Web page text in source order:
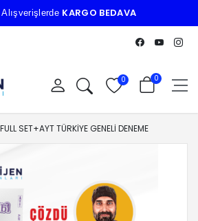
KARGO BEDAVA
0 0
SET+AYT TÜRKİYE GENELİ DENEME